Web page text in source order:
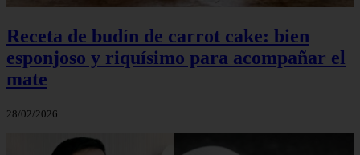
Receta de budín de carrot cake: bien
esponjoso y riquísimo para acompañar el
mate
28/02/2026